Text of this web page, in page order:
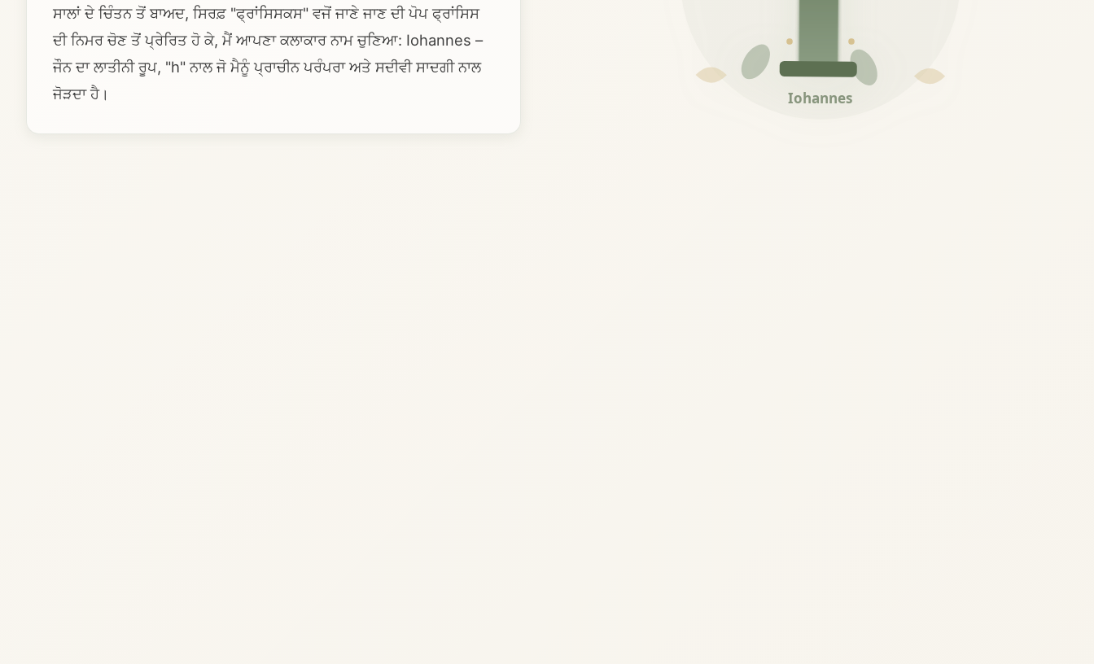
ਸਾਲਾਂ ਦੇ ਚਿੰਤਨ ਤੋਂ ਬਾਅਦ, ਸਿਰਫ਼ "ਫ੍ਰਾਂਸਿਸਕਸ" ਵਜੋਂ ਜਾਣੇ ਜਾਣ ਦੀ ਪੋਪ ਫ੍ਰਾਂਸਿਸ
ਦੀ ਨਿਮਰ ਚੋਣ ਤੋਂ ਪ੍ਰੇਰਿਤ ਹੋ ਕੇ, ਮੈਂ ਆਪਣਾ ਕਲਾਕਾਰ ਨਾਮ ਚੁਣਿਆ: Iohannes –
ਜੌਨ ਦਾ ਲਾਤੀਨੀ ਰੂਪ, "h" ਨਾਲ ਜੋ ਮੈਨੂੰ ਪ੍ਰਾਚੀਨ ਪਰੰਪਰਾ ਅਤੇ ਸਦੀਵੀ ਸਾਦਗੀ ਨਾਲ
ਜੋੜਦਾ ਹੈ।
Iohannes